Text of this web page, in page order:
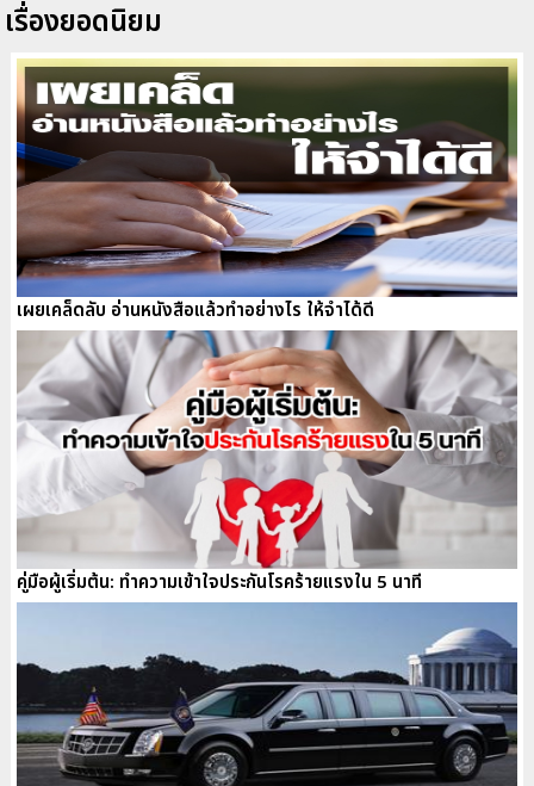
เรื่องยอดนิยม
เผยเคล็ดลับ อ่านหนังสือแล้วทำอย่างไร ให้จำได้ดี
คู่มือผู้เริ่มต้น: ทำความเข้าใจประกันโรคร้ายแรงใน 5 นาที